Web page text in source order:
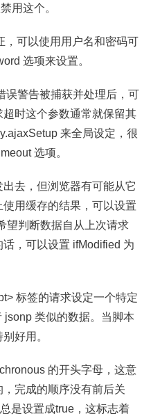
用这个。
，可以使用用户名和密码可
选项来设置。
误警告被捕获并处理后，可
时这个参数通常就保留其
来全局设定，很
选项。
去，但浏览器有可能从它
用缓存的结果，可以设置
望判断数据自从上次请求
，可以设置 ifModified 为
标签的请求设定一个特定
jsonp 类似的数据。当脚本
好用。
的开头字母，这意
完成的顺序没有前后关
是设置成true，这标志着